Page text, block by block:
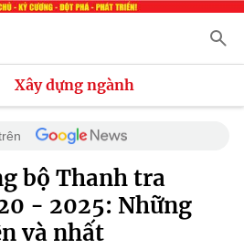
Xây dựng ngành
bộ Thanh tra
- 2025: Những
và nhất